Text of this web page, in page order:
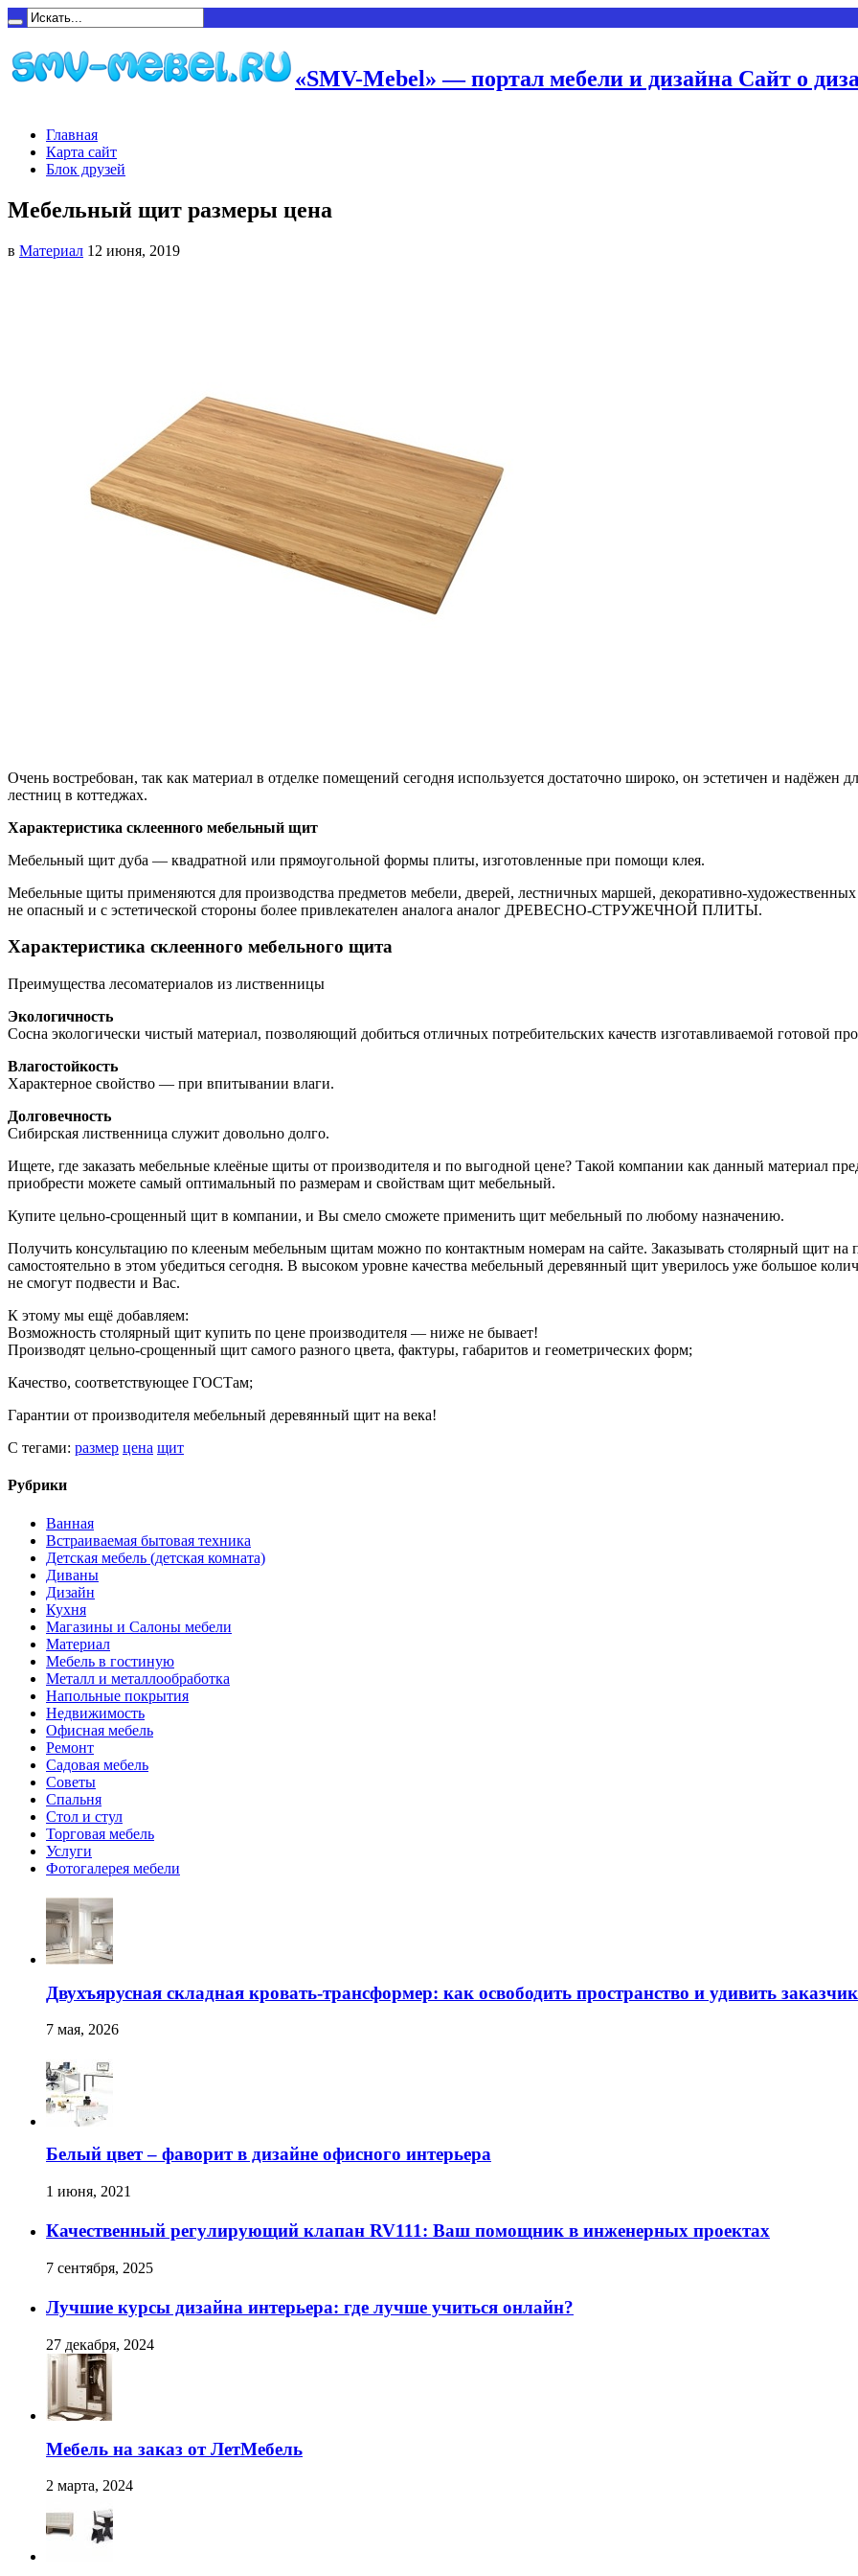
«SMV-Mebel» — портал мебели и дизайна Сайт о
Главная
Карта сайт
Блок друзей
Мебельный щит размеры цена
в Материал 12 июня, 2019
Очень востребован, так как материал в отделке помещений сегодня используется достаточно широко, он эстетичен и надёжен
лестниц в коттеджах.
Характеристика склеенного мебельный щит
Мебельный щит дуба — квадратной или прямоугольной формы плиты, изготовленные при помощи клея.
Мебельные щиты применяются для производства предметов мебели, дверей, лестничных маршей, декоративно-
не опасный и с эстетической стороны более привлекателен аналога аналог ДРЕВЕСНО-СТРУЖЕЧНОЙ ПЛИТЫ.
Характеристика склеенного мебельного щита
Преимущества лесоматериалов из лиственницы
Экологичность
Сосна экологически чистый материал, позволяющий добиться отличных потребительских качеств изготавливаемой готовой
Влагостойкость
Характерное свойство — при впитывании влаги.
Долговечность
Сибирская лиственница служит довольно долго.
Ищете, где заказать мебельные клеёные щиты от производителя и по выгодной цене? Такой компании как данный материал
приобрести можете самый оптимальный по размерам и свойствам щит мебельный.
Купите цельно-срощенный щит в компании, и Вы смело сможете применить щит мебельный по любому назначению.
Получить консультацию по клееным мебельным щитам можно по контактным номерам на сайте. Заказывать столярный щит на
самостоятельно в этом убедиться сегодня. В высоком уровне качества мебельный деревянный щит уверилось уже большое
не смогут подвести и Вас.
К этому мы ещё добавляем:
Возможность столярный щит купить по цене производителя — ниже не бывает!
Производят цельно-срощенный щит самого разного цвета, фактуры, габаритов и геометрических форм;
Качество, соответствующее ГОСТам;
Гарантии от производителя мебельный деревянный щит на века!
С тегами: размер цена щит
Рубрики
Ванная
Встраиваемая бытовая техника
Детская мебель (детская комната)
Диваны
Дизайн
Кухня
Магазины и Салоны мебели
Материал
Мебель в гостиную
Металл и металлообработка
Напольные покрытия
Недвижимость
Офисная мебель
Ремонт
Садовая мебель
Советы
Спальня
Стол и стул
Торговая мебель
Услуги
Фотогалерея мебели
Двухъярусная складная кровать-трансформер: как освободить пространство и удивить
7 мая, 2026
Белый цвет – фаворит в дизайне офисного интерьера
1 июня, 2021
Качественный регулирующий клапан RV111: Ваш помощник в инженерных проектах
7 сентября, 2025
Лучшие курсы дизайна интерьера: где лучше учиться онлайн?
27 декабря, 2024
Мебель на заказ от ЛетМебель
2 марта, 2024